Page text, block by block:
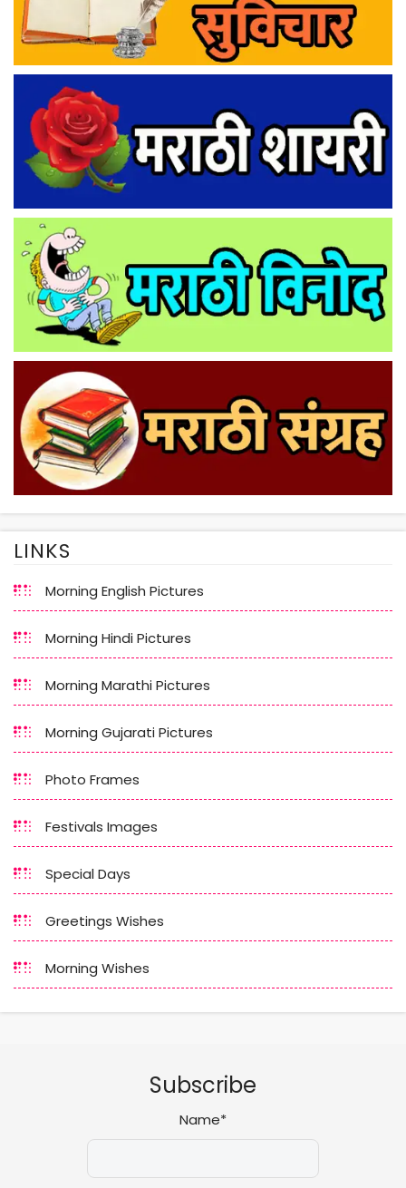
LINKS
Morning English Pictures
Morning Hindi Pictures
Morning Marathi Pictures
Morning Gujarati Pictures
Photo Frames
Festivals Images
Special Days
Greetings Wishes
Morning Wishes
Subscribe
Name*